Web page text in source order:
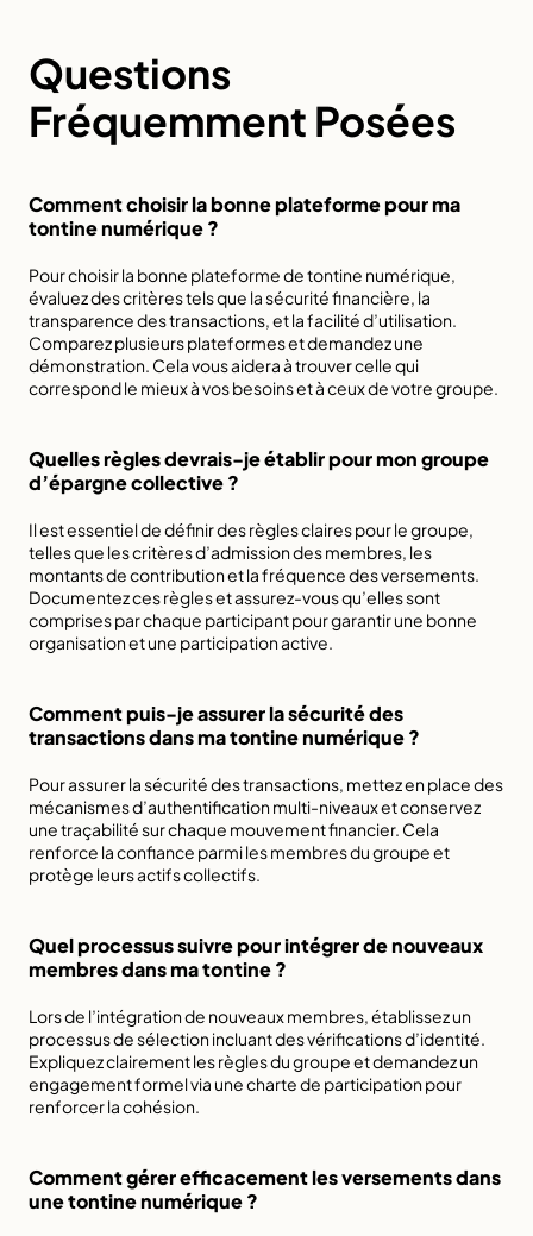
Questions
Fréquemment Posées
Comment choisir la bonne plateforme pour ma
tontine numérique ?
Pour choisir la bonne plateforme de tontine numérique,
évaluez des critères tels que la sécurité financière, la
transparence des transactions, et la facilité d’utilisation.
Comparez plusieurs plateformes et demandez une
démonstration. Cela vous aidera à trouver celle qui
correspond le mieux à vos besoins et à ceux de votre groupe.
Quelles règles devrais-je établir pour mon groupe
d’épargne collective ?
Il est essentiel de définir des règles claires pour le groupe,
telles que les critères d’admission des membres, les
montants de contribution et la fréquence des versements.
Documentez ces règles et assurez-vous qu’elles sont
comprises par chaque participant pour garantir une bonne
organisation et une participation active.
Comment puis-je assurer la sécurité des
transactions dans ma tontine numérique ?
Pour assurer la sécurité des transactions, mettez en place des
mécanismes d’authentification multi-niveaux et conservez
une traçabilité sur chaque mouvement financier. Cela
renforce la confiance parmi les membres du groupe et
protège leurs actifs collectifs.
Quel processus suivre pour intégrer de nouveaux
membres dans ma tontine ?
Lors de l’intégration de nouveaux membres, établissez un
processus de sélection incluant des vérifications d’identité.
Expliquez clairement les règles du groupe et demandez un
engagement formel via une charte de participation pour
renforcer la cohésion.
Comment gérer efficacement les versements dans
une tontine numérique ?